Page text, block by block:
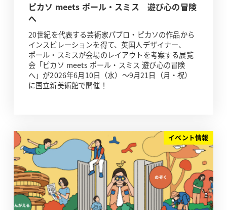
ピカソ meets ポール・スミス 遊び心の冒険
へ
20世紀を代表する芸術家パブロ・ピカソの作品から
インスピレーションを得て、英国人デザイナー、
ポール・スミスが会場のレイアウトを考案する展覧
会「ピカソ meets ポール・スミス 遊び心の冒険
へ」が2026年6月10日（水）～9月21日（月・祝）
に国立新美術館で開催！
イベント情報